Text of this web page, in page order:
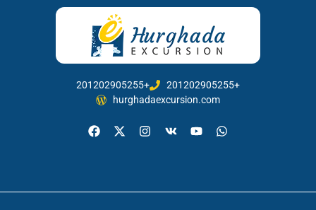
201202905255+
201202905255+
hurghadaexcursion.com